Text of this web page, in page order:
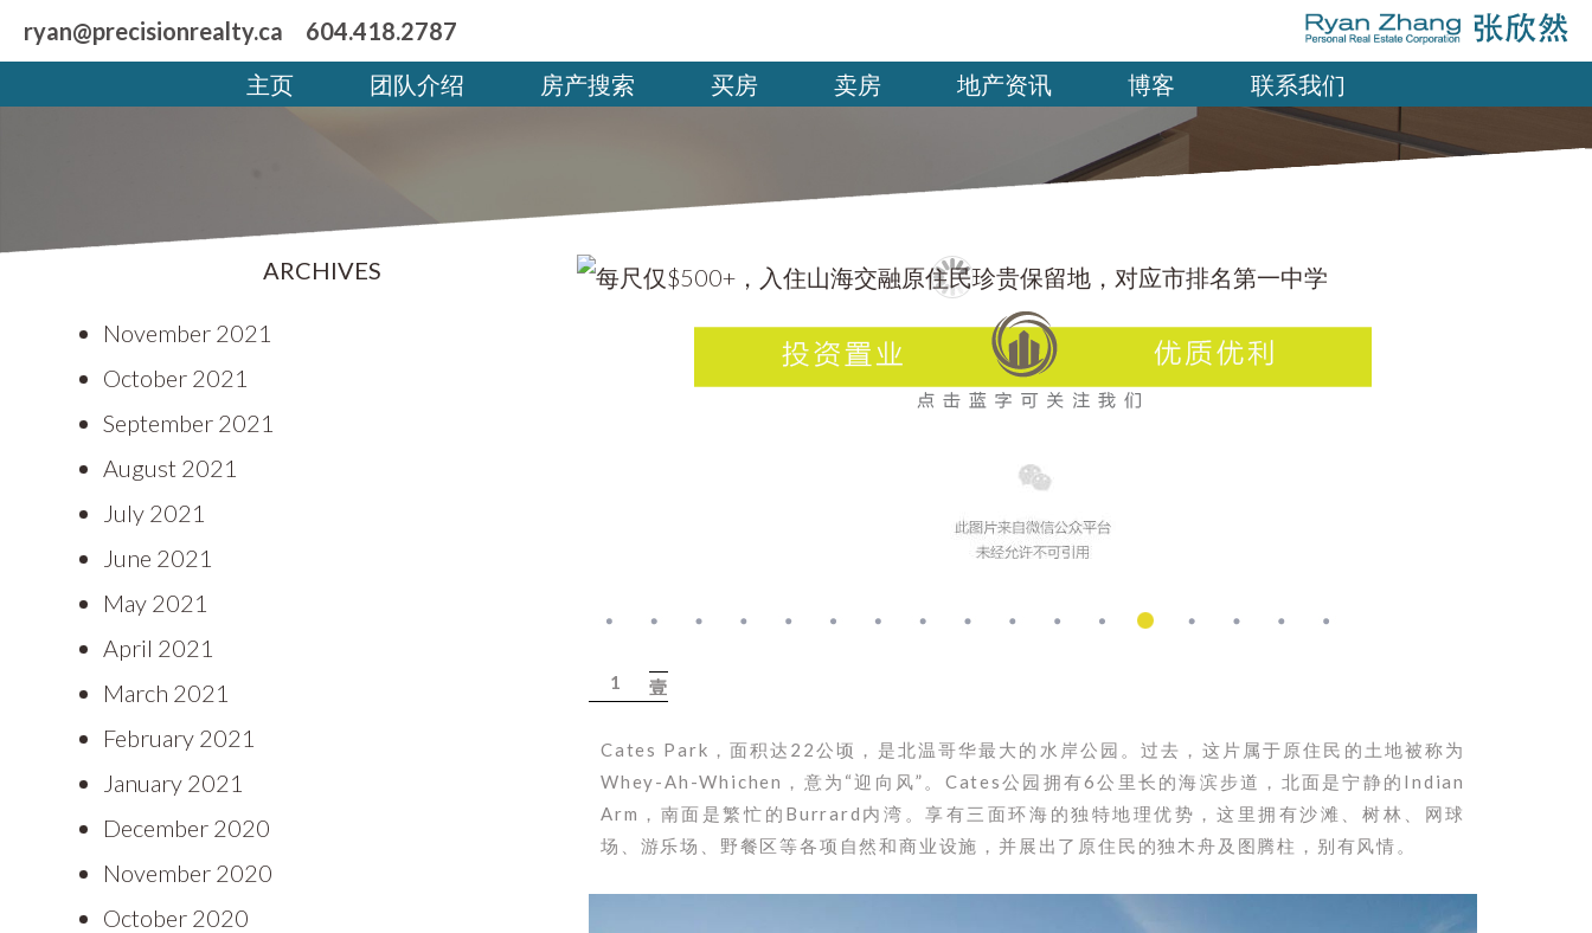
ryan@precisionrealty.ca
604.418.2787
主页
团队介绍 房产搜索 买房 卖房 地产资讯 博客 联系我们
1 壹
Cates Park，面积达22公顷，是北温哥华最大的水岸公园。过去，这片属于原住民的土地被称为
Whey-Ah-Whichen，意为“迎向风”。Cates公园拥有6公里长的海滨步道，北面是宁静的Indian
Arm，南面是繁忙的Burrard内湾。享有三面环海的独特地理优势，这里拥有沙滩、树林、网球
场、游乐场、野餐区等各项自然和商业设施，并展出了原住民的独木舟及图腾柱，别有风情。
ARCHIVES
November 2021
October 2021
September 2021
August 2021
July 2021
June 2021
May 2021
April 2021
March 2021
February 2021
January 2021
December 2020
November 2020
October 2020